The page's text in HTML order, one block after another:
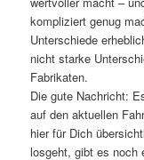
kompliziert genug
Unterschiede
nicht starke
Fabrikaten.
Die gute Nachricht:
auf den aktuellen
hier für Dich
losgeht, gibt es noch